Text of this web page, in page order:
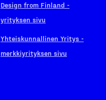
Design from Finland -
yrityksen sivu
Yhteiskunnallinen Yritys -
merkkiyrityksen sivu